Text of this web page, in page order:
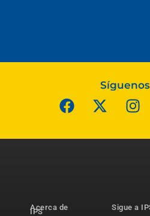
Acerca de
IPS
Sigue a